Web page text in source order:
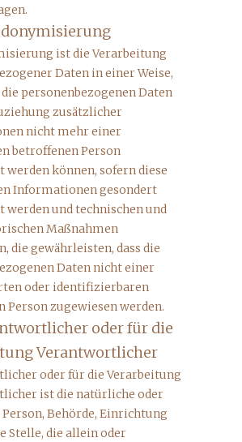
ist die Verarbeitung
Daten in einer Weise,
personenbezogenen Daten
zusätzlicher
nicht mehr einer
betroffenen Person
werden können, sofern diese
Informationen gesondert
werden und technischen und
Maßnahmen
die gewährleisten, dass die
Daten nicht einer
oder identifizierbaren
Person zugewiesen werden.
oder für die
Verantwortlicher
oder für die Verarbeitung
ist die natürliche oder
Behörde, Einrichtung
Stelle, die allein oder